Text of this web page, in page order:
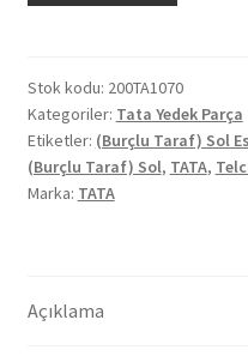
(Burçlu
Taraf)
Sol
adet
Stok kodu: 200TA1070
Kategoriler: Tata Yedek Parça
Etiketler: (Burçlu Taraf) Sol
(Burçlu Taraf) Sol, TATA,
Marka: TATA
Açıklama